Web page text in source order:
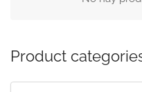
Product